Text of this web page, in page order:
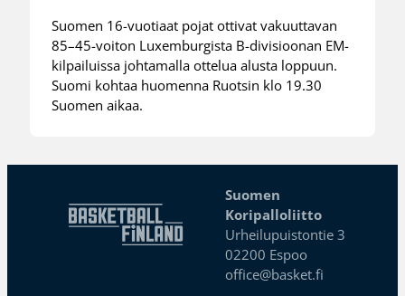
Suomen 16-vuotiaat pojat ottivat vakuuttavan
85–45-voiton Luxemburgista B-divisioonan EM-
kilpailuissa johtamalla ottelua alusta loppuun.
Suomi kohtaa huomenna Ruotsin klo 19.30
Suomen aikaa.
Suomen
Koripalloliitto
Urheilupuistontie 3
02200 Espoo
office@basket.fi